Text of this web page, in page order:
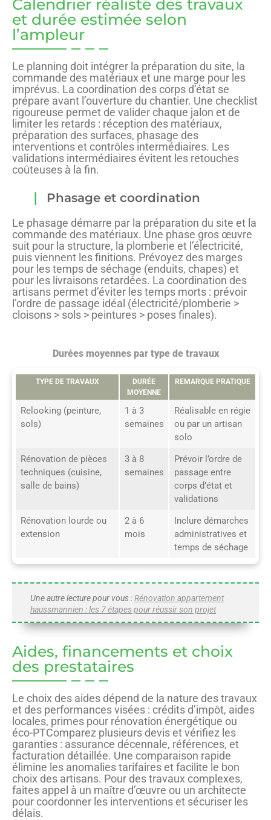
Calendrier réaliste des travaux
et durée estimée selon
l’ampleur
Le planning doit intégrer la préparation du site, la
commande des matériaux et une marge pour les
imprévus. La coordination des corps d’état se
prépare avant l’ouverture du chantier. Une checklist
rigoureuse permet de valider chaque jalon et de
limiter les retards : réception des matériaux,
préparation des surfaces, phasage des
interventions et contrôles intermédiaires. Les
validations intermédiaires évitent les retouches
coûteuses à la fin.
Phasage et coordination
Le phasage démarre par la préparation du site et la
commande des matériaux. Une phase gros œuvre
suit pour la structure, la plomberie et l’électricité,
puis viennent les finitions. Prévoyez des marges
pour les temps de séchage (enduits, chapes) et
pour les livraisons retardées. La coordination des
artisans permet d’éviter les temps morts : prévoir
l’ordre de passage idéal (électricité/plomberie >
cloisons > sols > peintures > poses finales).
Durées moyennes par type de travaux
TYPE DE TRAVAUX
DURÉE
MOYENNE
REMARQUE PRATIQUE
Relooking (peinture,
sols)
1 à 3
semaines
Réalisable en régie
ou par un artisan
solo
Rénovation de pièces
techniques (cuisine,
salle de bains)
3 à 8
semaines
Prévoir l’ordre de
passage entre
corps d’état et
validations
Rénovation lourde ou
extension
2 à 6
mois
Inclure démarches
administratives et
temps de séchage
Une autre lecture pour vous :Rénovation appartement
haussmannien : les 7 étapes pour réussir son projet
Aides, financements et choix
des prestataires
Le choix des aides dépend de la nature des travaux
et des performances visées : crédits d’impôt, aides
locales, primes pour rénovation énergétique ou
éco-PTComparez plusieurs devis et vérifiez les
garanties : assurance décennale, références, et
facturation détaillée. Une comparaison rapide
élimine les anomalies tarifaires et facilite le bon
choix des artisans. Pour des travaux complexes,
faites appel à un maître d’œuvre ou un architecte
pour coordonner les interventions et sécuriser les
délais.